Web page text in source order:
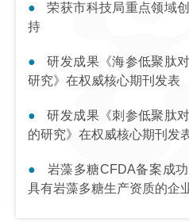
荣获市科技局重点领域
持
研发成果《海参低聚肽
研究》在权威核心期刊发表
研发成果《刺参低聚肽
的研究》在权威核心期刊发
岩藻多糖CFDA备案成
具有岩藻多糖生产资质的企